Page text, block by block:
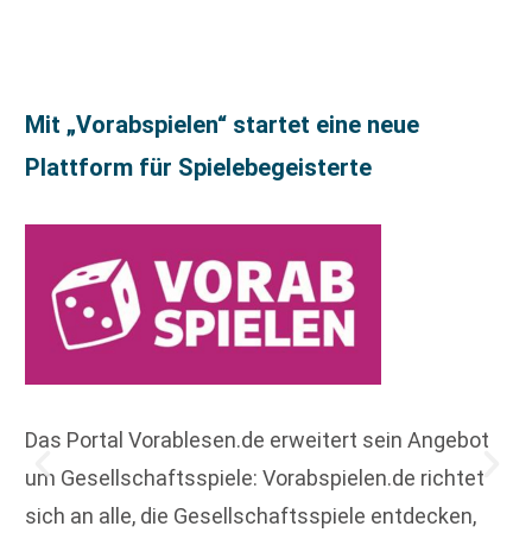
Mit „Vorabspielen“ startet eine neue
Plattform für Spielebegeisterte
Das Portal Vorablesen.de erweitert sein Angebot
um Gesellschaftsspiele: Vorabspielen.de richtet
sich an alle, die Gesellschaftsspiele entdecken,